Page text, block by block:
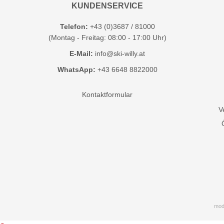
KUNDENSERVICE
Telefon: +43 (0)3687 / 81000
(Montag - Freitag: 08:00 - 17:00 Uhr)
E-Mail: info@ski-willy.at
WhatsApp: +43 6648 8822000
Kontaktformular